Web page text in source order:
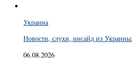
Украина
Новости, слухи, инсайд из
06.08.2026